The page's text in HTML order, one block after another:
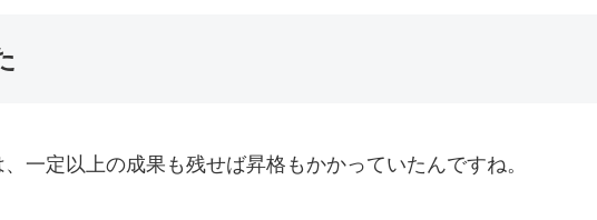
一定以上の成果も残せば昇格もかかっていたんですね。